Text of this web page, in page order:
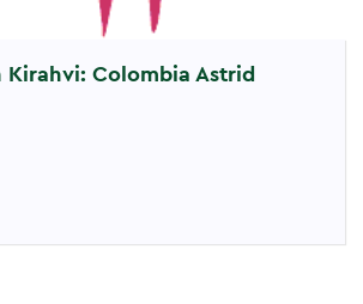
Kirahvi: Colombia Astrid